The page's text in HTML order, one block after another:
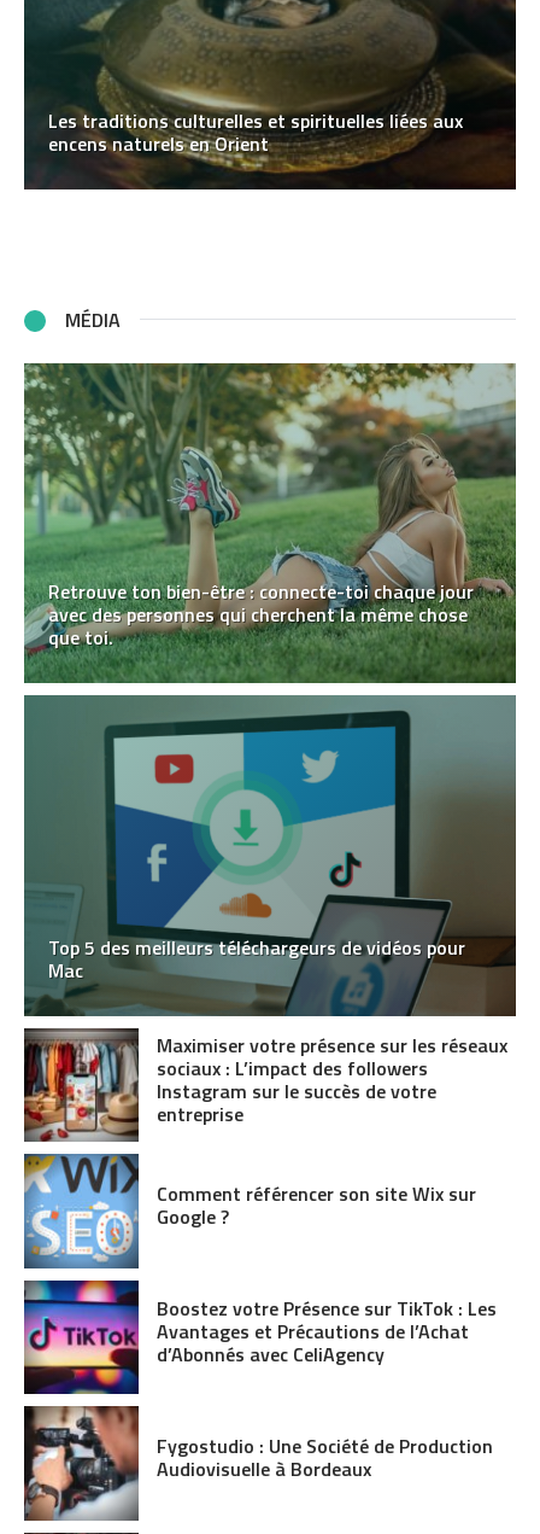
Les traditions culturelles et spirituelles liées aux
encens naturels en Orient
MÉDIA
Retrouve ton bien-être : connecte-toi chaque jour
avec des personnes qui cherchent la même chose
que toi.
Top 5 des meilleurs téléchargeurs de vidéos pour
Mac
Maximiser votre présence sur les réseaux
sociaux : L’impact des followers
Instagram sur le succès de votre
entreprise
Comment référencer son site Wix sur
Google ?
Boostez votre Présence sur TikTok : Les
Avantages et Précautions de l’Achat
d’Abonnés avec CeliAgency
Fygostudio : Une Société de Production
Audiovisuelle à Bordeaux